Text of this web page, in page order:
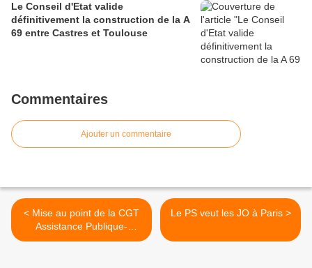
Le Conseil d'Etat valide
définitivement la construction de la A
69 entre Castres et Toulouse
Commentaires
Ajouter un commentaire
< Mise au point de la CGT
Assistance Publique-
Hôpitaux de Paris
Le PS veut les JO à Paris >